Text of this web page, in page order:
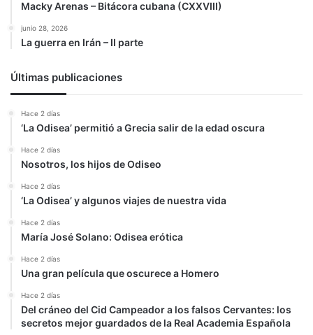
Macky Arenas – Bitácora cubana (CXXVIII)
junio 28, 2026
La guerra en Irán – II parte
Últimas publicaciones
Hace 2 días
‘La Odisea’ permitió a Grecia salir de la edad oscura
Hace 2 días
Nosotros, los hijos de Odiseo
Hace 2 días
‘La Odisea’ y algunos viajes de nuestra vida
Hace 2 días
María José Solano: Odisea erótica
Hace 2 días
Una gran película que oscurece a Homero
Hace 2 días
Del cráneo del Cid Campeador a los falsos Cervantes: los
secretos mejor guardados de la Real Academia Española